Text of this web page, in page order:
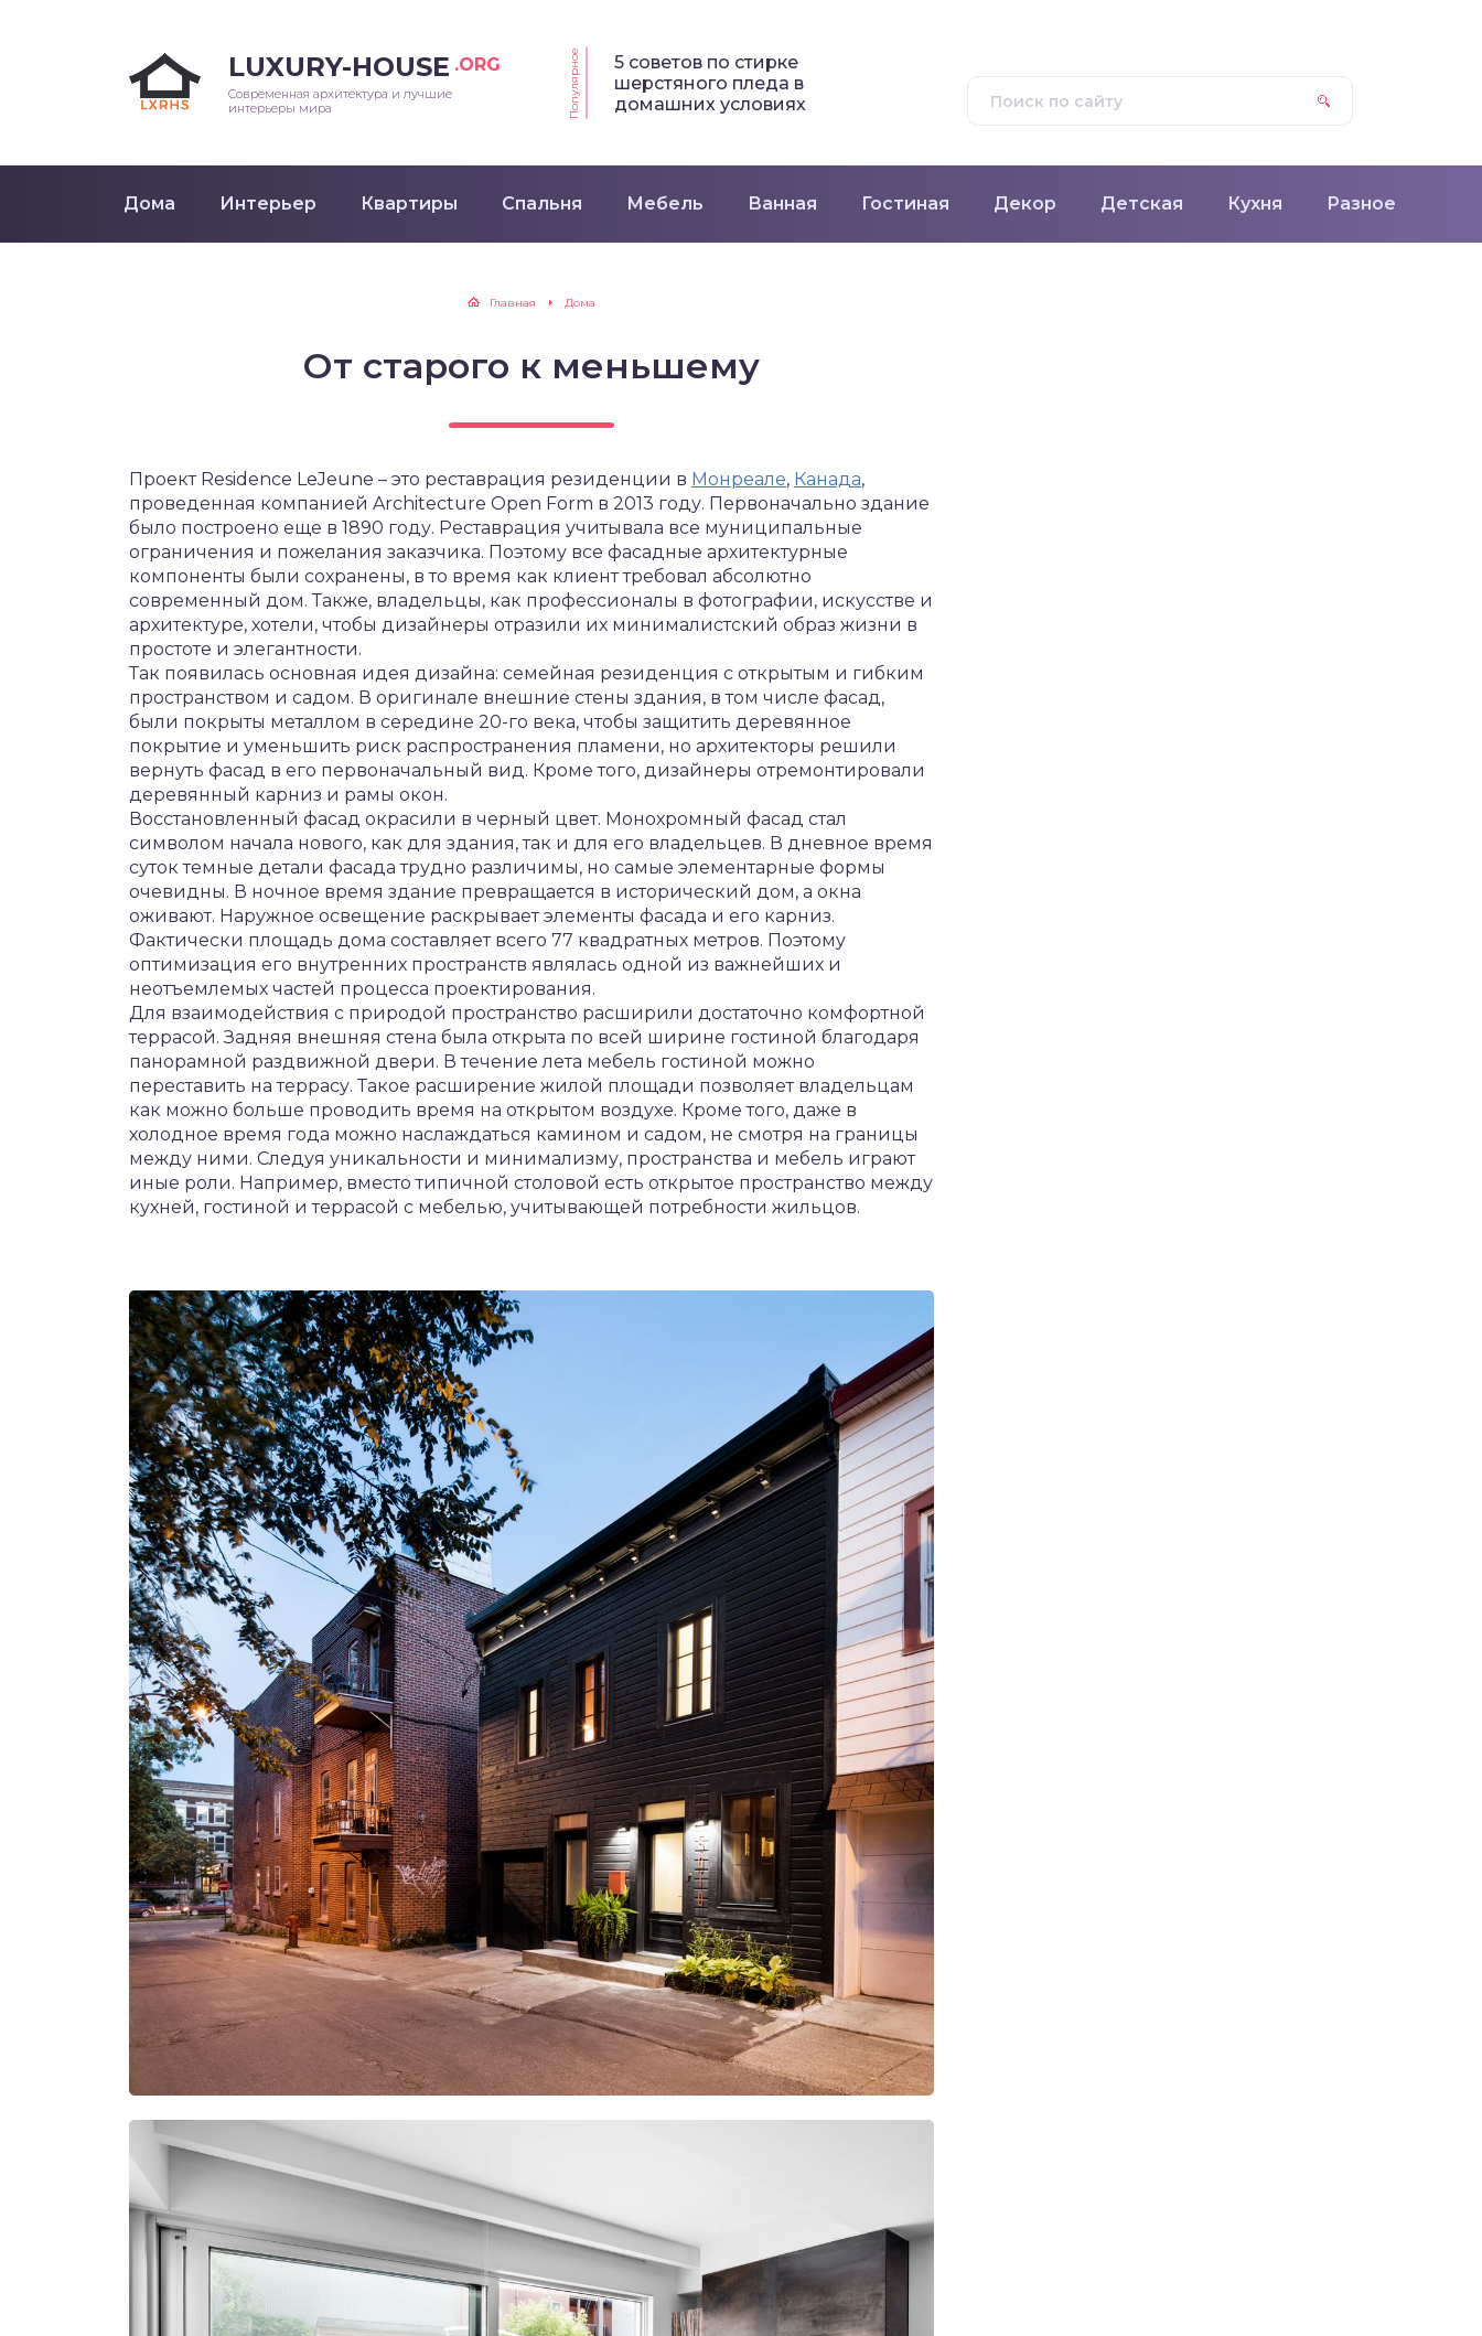
LUXURY-HOUSE .ORG
Современная архитектура и лучшие
интерьеры мира
Популярное
5 советов по стирке
шерстяного пледа в
домашних условиях
Дома Интерьер Квартиры Спальня Мебель Ванная Гостиная Декор Детская Кухня Разное
Главная Дома
От старого к меньшему
Проект Residence LeJeune – это реставрация резиденции в Монреале, Канада,
проведенная компанией Architecture Open Form в 2013 году. Первоначально здание
было построено еще в 1890 году. Реставрация учитывала все муниципальные
ограничения и пожелания заказчика. Поэтому все фасадные архитектурные
компоненты были сохранены, в то время как клиент требовал абсолютно
современный дом. Также, владельцы, как профессионалы в фотографии, искусстве и
архитектуре, хотели, чтобы дизайнеры отразили их минималистский образ жизни в
простоте и элегантности.
Так появилась основная идея дизайна: семейная резиденция с открытым и гибким
пространством и садом. В оригинале внешние стены здания, в том числе фасад,
были покрыты металлом в середине 20-го века, чтобы защитить деревянное
покрытие и уменьшить риск распространения пламени, но архитекторы решили
вернуть фасад в его первоначальный вид. Кроме того, дизайнеры отремонтировали
деревянный карниз и рамы окон.
Восстановленный фасад окрасили в черный цвет. Монохромный фасад стал
символом начала нового, как для здания, так и для его владельцев. В дневное время
суток темные детали фасада трудно различимы, но самые элементарные формы
очевидны. В ночное время здание превращается в исторический дом, а окна
оживают. Наружное освещение раскрывает элементы фасада и его карниз.
Фактически площадь дома составляет всего 77 квадратных метров. Поэтому
оптимизация его внутренних пространств являлась одной из важнейших и
неотъемлемых частей процесса проектирования.
Для взаимодействия с природой пространство расширили достаточно комфортной
террасой. Задняя внешняя стена была открыта по всей ширине гостиной благодаря
панорамной раздвижной двери. В течение лета мебель гостиной можно
переставить на террасу. Такое расширение жилой площади позволяет владельцам
как можно больше проводить время на открытом воздухе. Кроме того, даже в
холодное время года можно наслаждаться камином и садом, не смотря на границы
между ними. Следуя уникальности и минимализму, пространства и мебель играют
иные роли. Например, вместо типичной столовой есть открытое пространство между
кухней, гостиной и террасой с мебелью, учитывающей потребности жильцов.